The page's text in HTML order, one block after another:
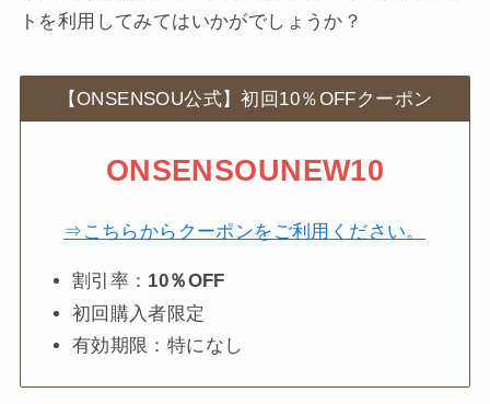
トを利用してみてはいかがでしょうか？
【ONSENSOU公式】初回10％OFFクーポン
ONSENSOUNEW10
⇒こちらからクーポンをご利用ください。
割引率： 10％OFF
初回購入者限定
有効期限：特になし